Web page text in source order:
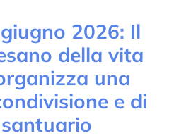
2026: Il
della vita
una
e di